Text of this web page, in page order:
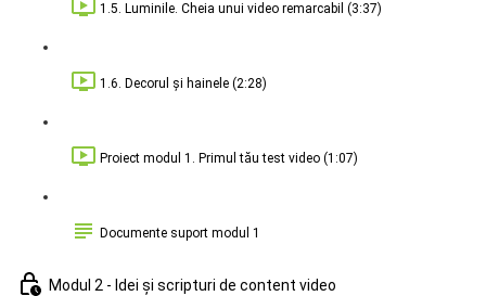
1.5. Luminile. Cheia unui video remarcabil (3:37)
1.6. Decorul și hainele (2:28)
Proiect modul 1. Primul tău test video (1:07)
Documente suport modul 1
Modul 2 - Idei și scripturi de content video